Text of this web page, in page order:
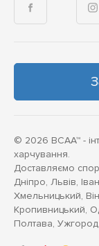
© 2026 BCAA™ -
харчування.
Доставляємо
Дніпро, Львів,
Хмельницький,
Кропивницький,
Полтава, Ужгород